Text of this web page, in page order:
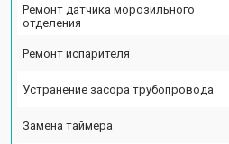
Ремонт датчика морозильного
отделения
Ремонт испарителя
Устранение засора трубопровода
Замена таймера